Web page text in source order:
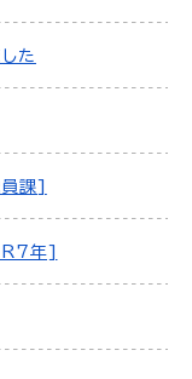
た
課]
年]